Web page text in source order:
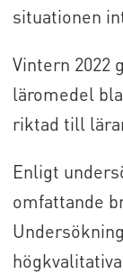
situationen
Vintern 2022
läromedel
riktad till
Enligt
omfattande